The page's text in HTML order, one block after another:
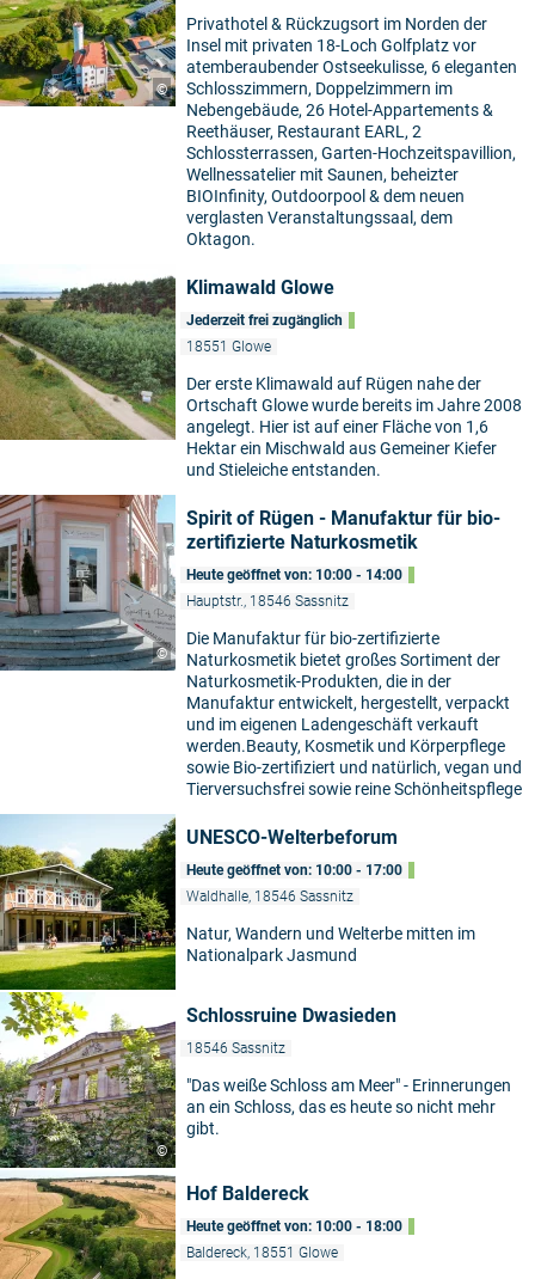
©
Privathotel & Rückzugsort im Norden der
Insel mit privaten 18-Loch Golfplatz vor
atemberaubender Ostseekulisse, 6 eleganten
Schlosszimmern, Doppelzimmern im
Nebengebäude, 26 Hotel-Appartements &
Reethäuser, Restaurant EARL, 2
Schlossterrassen, Garten-Hochzeitspavillion,
Wellnessatelier mit Saunen, beheizter
BIOInfinity, Outdoorpool & dem neuen
verglasten Veranstaltungssaal, dem
Oktagon.
Klimawald Glowe
Jederzeit frei zugänglich
18551 Glowe
Der erste Klimawald auf Rügen nahe der
Ortschaft Glowe wurde bereits im Jahre 2008
angelegt. Hier ist auf einer Fläche von 1,6
Hektar ein Mischwald aus Gemeiner Kiefer
und Stieleiche entstanden.
©
Spirit of Rügen - Manufaktur für bio-
zertifizierte Naturkosmetik
Heute geöffnet von: 10:00 - 14:00
Hauptstr., 18546 Sassnitz
Die Manufaktur für bio-zertifizierte
Naturkosmetik bietet großes Sortiment der
Naturkosmetik-Produkten, die in der
Manufaktur entwickelt, hergestellt, verpackt
und im eigenen Ladengeschäft verkauft
werden.Beauty, Kosmetik und Körperpflege
sowie Bio-zertifiziert und natürlich, vegan und
Tierversuchsfrei sowie reine Schönheitspflege
UNESCO-Welterbeforum
Heute geöffnet von: 10:00 - 17:00
Waldhalle, 18546 Sassnitz
Natur, Wandern und Welterbe mitten im
Nationalpark Jasmund
©
Schlossruine Dwasieden
18546 Sassnitz
"Das weiße Schloss am Meer" - Erinnerungen
an ein Schloss, das es heute so nicht mehr
gibt.
Hof Baldereck
Heute geöffnet von: 10:00 - 18:00
Baldereck, 18551 Glowe